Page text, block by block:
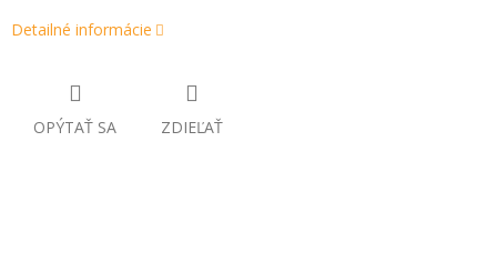
Detailné informácie
OPÝTAŤ SA ZDIEĽAŤ